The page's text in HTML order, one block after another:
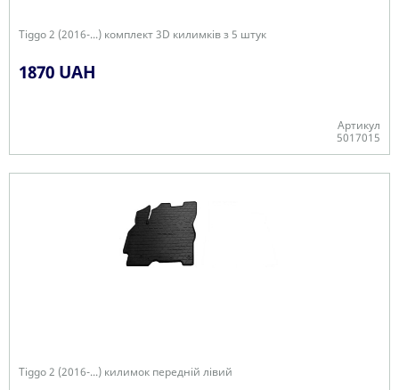
Tiggo 2 (2016-...) комплект 3D килимків з 5 штук
1870 UAH
Артикул
5017015
Tiggo 2 (2016-...) килимок передній лівий